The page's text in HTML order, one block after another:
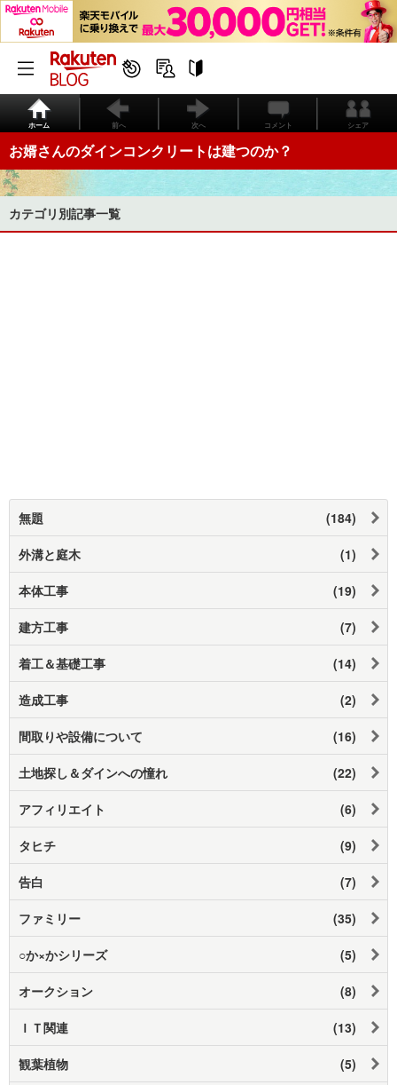
ホーム 前へ 次へ コメント シェア
お婿さんのダインコンクリートは建つのか？
カテゴリ別記事一覧
無題 (184)
外溝と庭木 (1)
本体工事 (19)
建方工事 (7)
着工＆基礎工事 (14)
造成工事 (2)
間取りや設備について (16)
土地探し＆ダインへの憧れ (22)
アフィリエイト (6)
タヒチ (9)
告白 (7)
ファミリー (35)
○か×かシリーズ (5)
オークション (8)
ＩＴ関連 (13)
観葉植物 (5)